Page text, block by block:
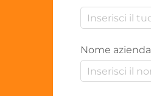
Nome azienda